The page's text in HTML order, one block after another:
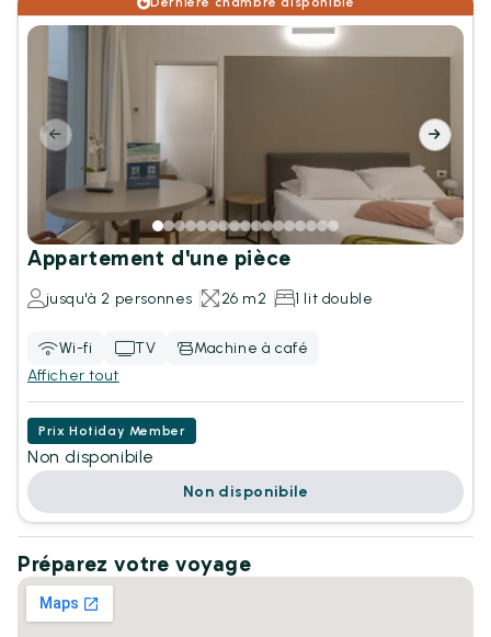
Appartement d'une pièce
jusqu'à 2 personnes 26 m2 1 lit double
Wi-fi TV
Machine à café
Afficher tout
Prix Hotiday Member
Non disponibile
Non disponibile
Préparez votre voyage